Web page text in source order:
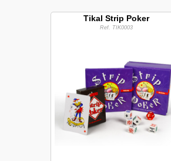
Tikal Strip Poker
Ref. TIK0003